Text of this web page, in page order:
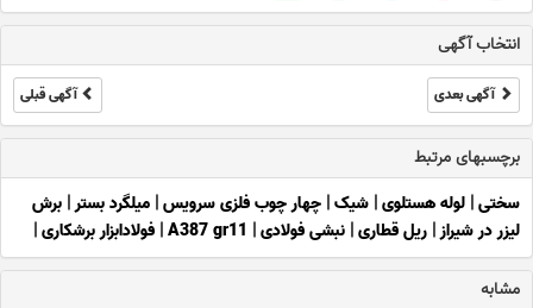
انتخاب آگهی
آگهی بعدی آگهی قبلی
برچسبهای مرتبط
سختی| لوله هستلوی| شیک| چهار چوب فلزی سرویس| میلگرد بستر| برش
لیزر در شیراز| ریل قطاری| نبشی فولادی|
A387 gr11
| فولادابزار برشکاری|
مشابه